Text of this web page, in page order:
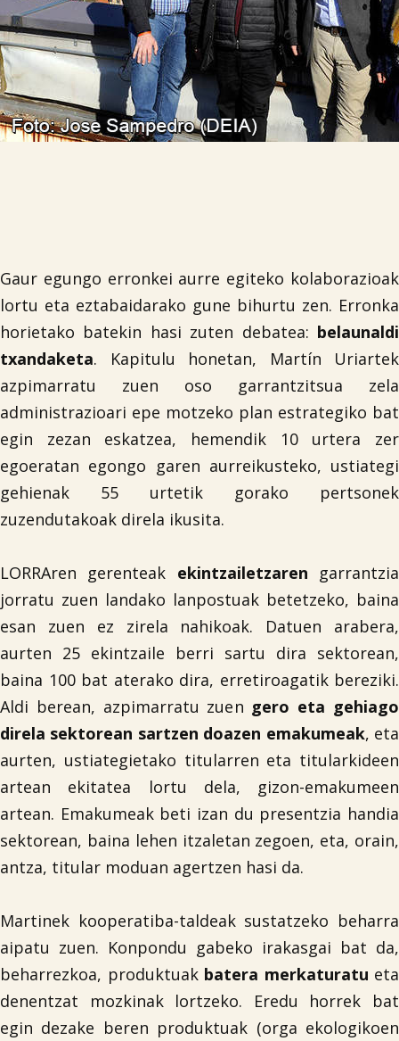
Gaur egungo erronkei aurre egiteko kolaborazioak
lortu eta eztabaidarako gune bihurtu zen. Erronka
horietako batekin hasi zuten debatea: belaunaldi
txandaketa. Kapitulu honetan, Martín Uriartek
azpimarratu zuen oso garrantzitsua zela
administrazioari epe motzeko plan estrategiko bat
egin zezan eskatzea, hemendik 10 urtera zer
egoeratan egongo garen aurreikusteko, ustiategi
gehienak 55 urtetik gorako pertsonek
zuzendutakoak direla ikusita.
LORRAren gerenteak ekintzailetzaren garrantzia
jorratu zuen landako lanpostuak betetzeko, baina
esan zuen ez zirela nahikoak. Datuen arabera,
aurten 25 ekintzaile berri sartu dira sektorean,
baina 100 bat aterako dira, erretiroagatik bereziki.
Aldi berean, azpimarratu zuen gero eta gehiago
direla sektorean sartzen doazen emakumeak, eta
aurten, ustiategietako titularren eta titularkideen
artean ekitatea lortu dela, gizon-emakumeen
artean. Emakumeak beti izan du presentzia handia
sektorean, baina lehen itzaletan zegoen, eta, orain,
antza, titular moduan agertzen hasi da.
Martinek kooperatiba-taldeak sustatzeko beharra
aipatu zuen. Konpondu gabeko irakasgai bat da,
beharrezkoa, produktuak batera merkaturatu eta
denentzat mozkinak lortzeko. Eredu horrek bat
egin dezake beren produktuak (orga ekologikoen